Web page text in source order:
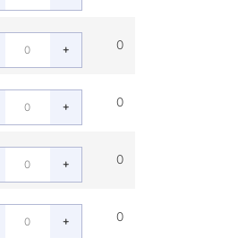
+ 0
+ 0
+ 0
+ 0